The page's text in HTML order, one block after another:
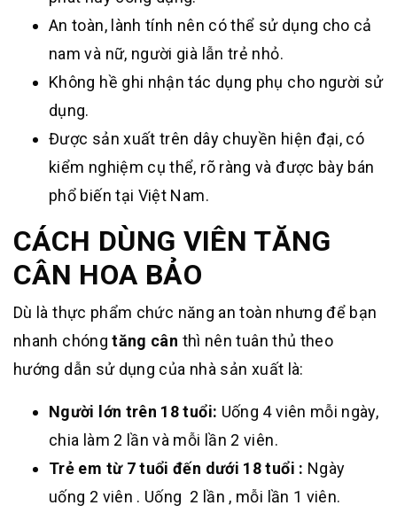
An toàn, lành tính nên có thể sử dụng cho cả
nam và nữ, người già lẫn trẻ nhỏ.
Không hề ghi nhận tác dụng phụ cho người sử
dụng.
Được sản xuất trên dây chuyền hiện đại, có
kiểm nghiệm cụ thể, rõ ràng và được bày bán
phổ biến tại Việt Nam.
CÁCH DÙNG VIÊN TĂNG
CÂN HOA BẢO
Dù là thực phẩm chức năng an toàn nhưng để bạn
nhanh chóngtăng cân thì nên tuân thủ theo
hướng dẫn sử dụng của nhà sản xuất là:
Người lớn trên 18 tuổi: Uống 4 viên mỗi ngày,
chia làm 2 lần và mỗi lần 2 viên.
Trẻ em từ 7 tuổi đến dưới 18 tuổi : Ngày
uống 2 viên . Uống 2 lần , mỗi lần 1 viên.